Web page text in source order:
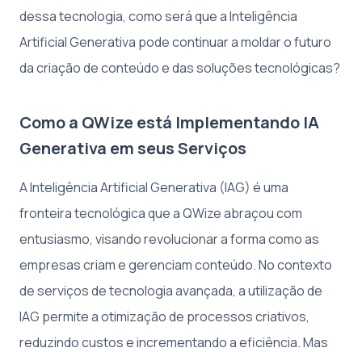
dessa tecnologia, como será que a Inteligência
Artificial Generativa pode continuar a moldar o futuro
da criação de conteúdo e das soluções tecnológicas?
Como a QWize está Implementando IA
Generativa em seus Serviços
A Inteligência Artificial Generativa (IAG) é uma
fronteira tecnológica que a QWize abraçou com
entusiasmo, visando revolucionar a forma como as
empresas criam e gerenciam conteúdo. No contexto
de serviços de tecnologia avançada, a utilização de
IAG permite a otimização de processos criativos,
reduzindo custos e incrementando a eficiência. Mas